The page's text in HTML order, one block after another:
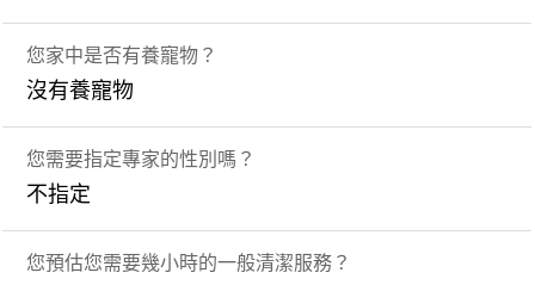
您家中是否有養寵物？
沒有養寵物
您需要指定專家的性別嗎？
不指定
您預估您需要幾小時的一般清潔服務？